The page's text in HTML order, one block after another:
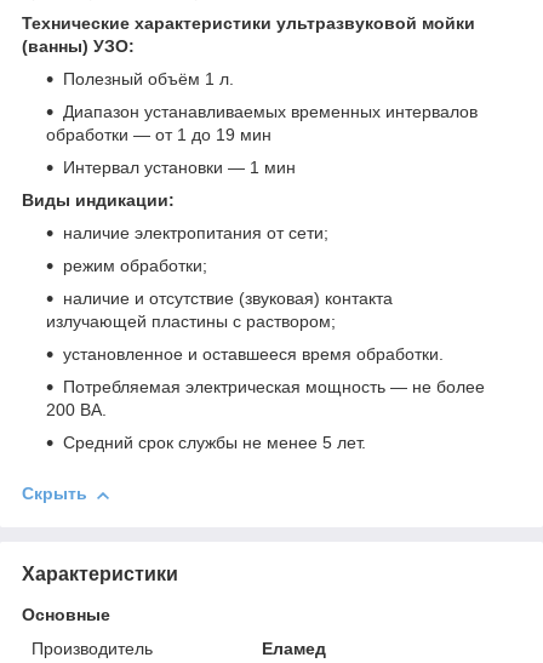
Технические характеристики ультразвуковой мойки
(ванны) УЗО:
Полезный объём 1 л.
Диапазон устанавливаемых временных интервалов
обработки — от 1 до 19 мин
Интервал установки — 1 мин
Виды индикации:
наличие электропитания от сети;
режим обработки;
наличие и отсутствие (звуковая) контакта
излучающей пластины с раствором;
установленное и оставшееся время обработки.
Потребляемая электрическая мощность — не более
200 ВА.
Средний срок службы не менее 5 лет.
Скрыть
Характеристики
Основные
Производитель
Еламед